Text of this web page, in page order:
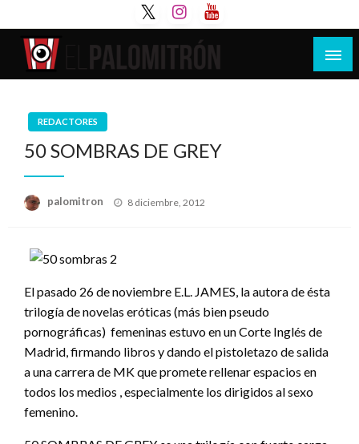
al
contenido
Tu espacio de la industria de cine española y
REDACTORES
50 SOMBRAS DE GREY
palomitron
Publicado
8 diciembre, 2012
El pasado 26 de noviembre E.L. JAMES, la autora de ésta
trilogía de novelas eróticas (más bien pseudo
pornográficas) femeninas estuvo en un Corte Inglés de
Madrid, firmando libros y dando el pistoletazo de salida
a una carrera de MK que promete rellenar espacios en
todos los medios , especialmente los dirigidos al sexo
femenino.